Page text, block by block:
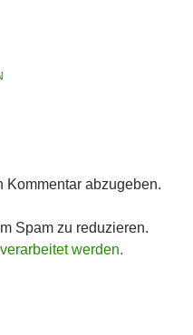
Kommentar abzugeben.
Spam zu reduzieren.
werden.